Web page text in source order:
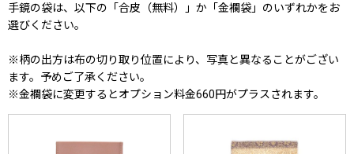
手鏡の袋は、以下の「合皮（無料）」か「金襴袋」のいずれかをお
選びください。
※柄の出方は布の切り取り位置により、写真と異なることがござい
ます。予めご了承ください。
※金襴袋に変更するとオプション料金660円がプラスされます。